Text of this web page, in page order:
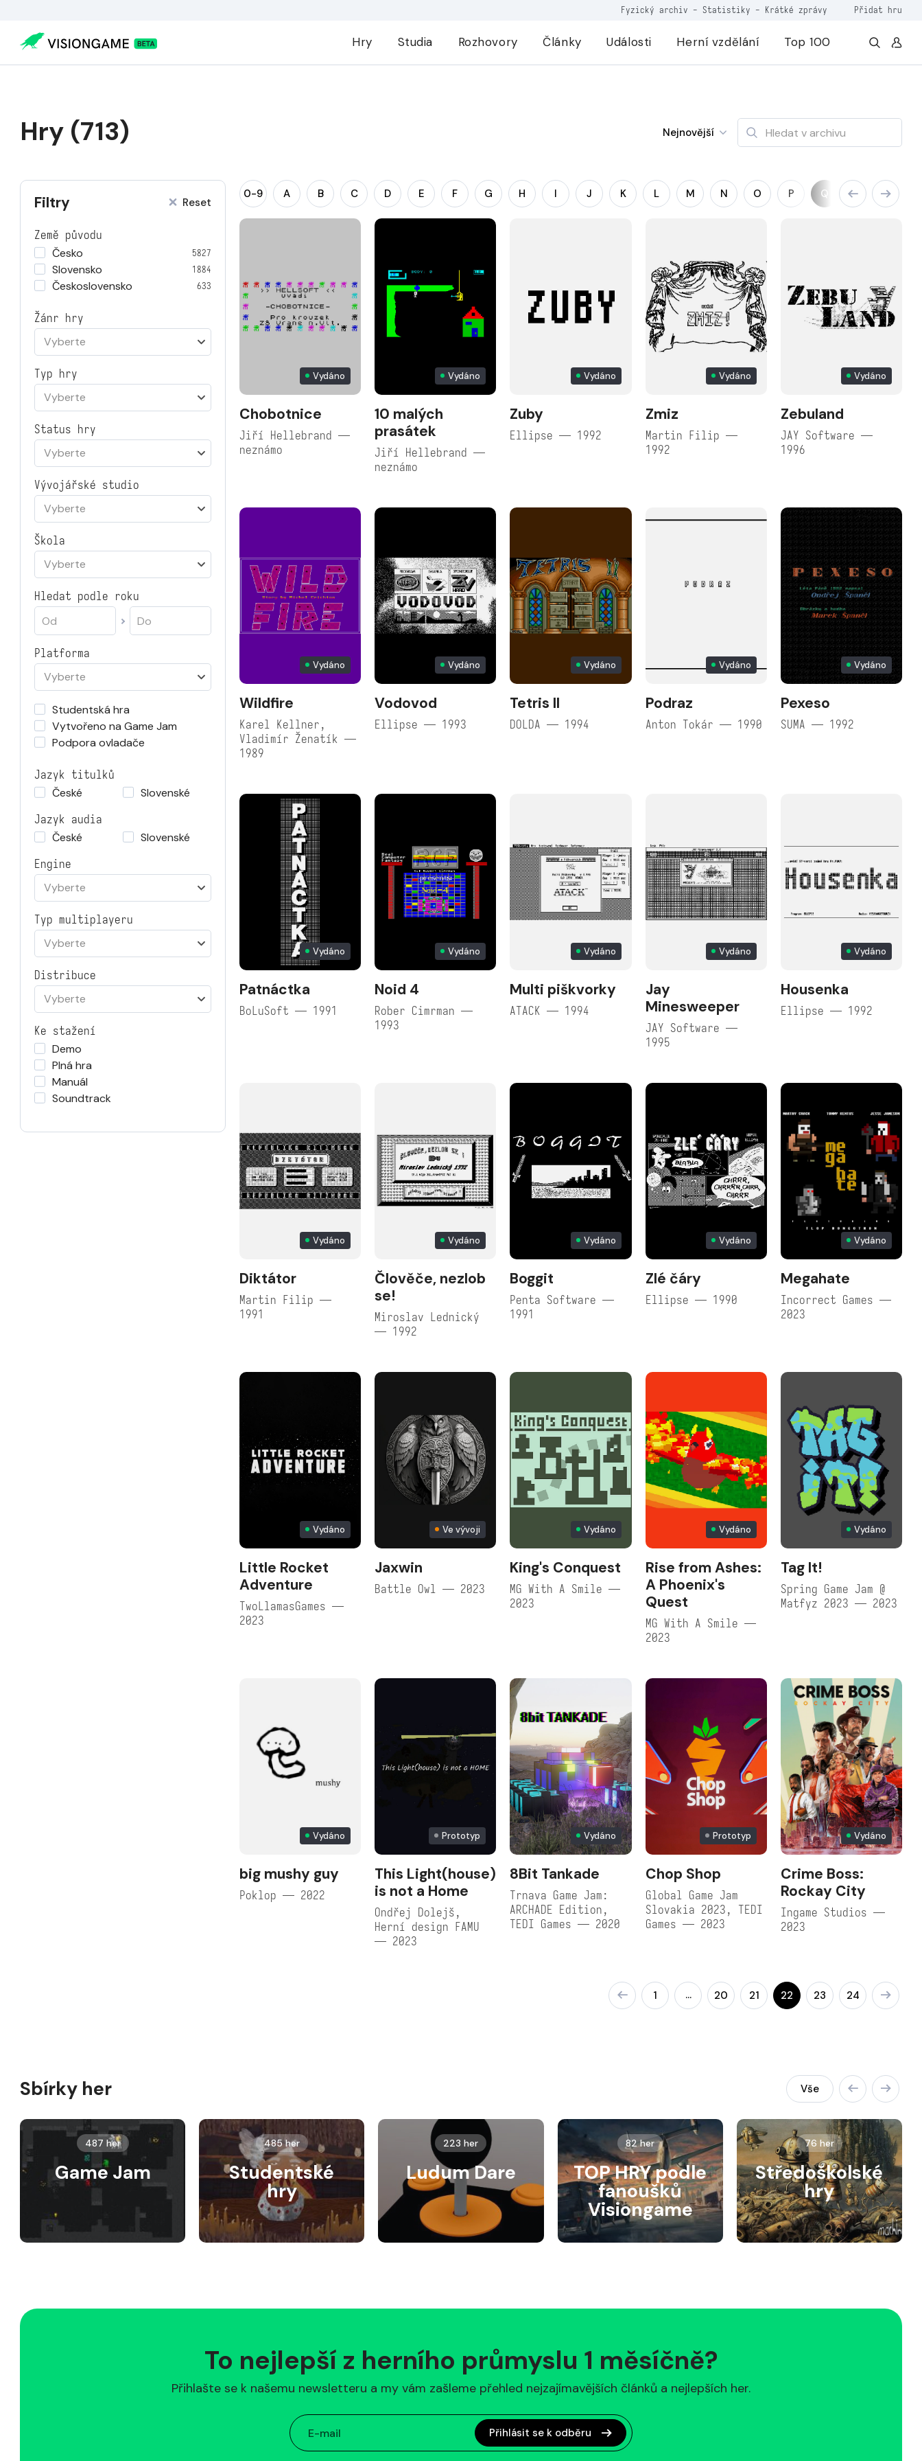
Fyzický archiv - Statistiky - Krátké zprávy Přidat hru
Hry Studia Rozhovory Články Události Herní vzdělání Top 100
Hry (713) Nejnovější
Filtry Reset
Země původu
Česko
5827
Slovensko 1884
Československo 633
Žánr hry
Vyberte
Typ hry
Vyberte
Status hry
Vyberte
Vývojářské studio
Vyberte
Škola
Vyberte
Hledat podle roku
Platforma
Vyberte
Studentská hra
Vytvořeno na Game Jam
Podpora ovladače
Jazyk titulků
České
Slovenské
Jazyk audia
České
Slovenské
Engine
Vyberte
Typ multiplayeru
Vyberte
Distribuce
Vyberte
Ke stažení
Demo
Plná hra
Manuál
Soundtrack
0-9 A B C D E F G H I J K L M N O P Q R S
Vydáno
Chobotnice
Jiří Hellebrand —
neznámo
Vydáno
10 malých
prasátek
Jiří Hellebrand —
neznámo
Vydáno
Zuby
Ellipse — 1992
Vydáno
Zmiz
Martin Filip —
1992
Vydáno
Zebuland
JAY Software —
1996
Vydáno
Wildfire
Karel Kellner,
Vladimír Ženatík —
1989
Vydáno
Vodovod
Ellipse — 1993
Vydáno
Tetris II
DOLDA — 1994
Vydáno
Podraz
Anton Tokár — 1990
Vydáno
Pexeso
SUMA — 1992
Vydáno
Patnáctka
BoLuSoft — 1991
Vydáno
Noid 4
Rober Cimrman —
1993
Vydáno
Multi piškvorky
ATACK — 1994
Vydáno
Jay
Minesweeper
JAY Software —
1995
Vydáno
Housenka
Ellipse — 1992
Vydáno
Diktátor
Martin Filip —
1991
Vydáno
Člověče, nezlob
se!
Miroslav Lednický
— 1992
Vydáno
Boggit
Penta Software —
1991
Vydáno
Zlé čáry
Ellipse — 1990
Vydáno
Megahate
Incorrect Games —
2023
Vydáno
Little Rocket
Adventure
TwoLlamasGames —
2023
Ve vývoji
Jaxwin
Battle Owl — 2023
Vydáno
King's Conquest
MG With A Smile —
2023
Vydáno
Rise from Ashes:
A Phoenix's
Quest
MG With A Smile —
2023
Vydáno
Tag It!
Spring Game Jam @
Matfyz 2023 — 2023
Vydáno
big mushy guy
Poklop — 2022
Prototyp
This Light(house)
is not a Home
Ondřej Dolejš,
Herní design FAMU
— 2023
Vydáno
8Bit Tankade
Trnava Game Jam:
ARCHADE Edition,
TEDI Games — 2020
Prototyp
Chop Shop
Global Game Jam
Slovakia 2023, TEDI
Games — 2023
Vydáno
Crime Boss:
Rockay City
Ingame Studios —
2023
1 … 20 21 22 23 24
Sbírky her Vše
487 her
Game Jam
485 her
Studentské
hry
223 her
Ludum Dare
82 her
TOP HRY podle
fanoušků
Visiongame
76 her
Středoškolské
hry
To nejlepší z herního průmyslu 1 měsíčně?
Přihlašte se k našemu newsletteru a my vám zašleme přehled nejzajímavějších článků a nejlepších her.
Přihlásit se k odběru